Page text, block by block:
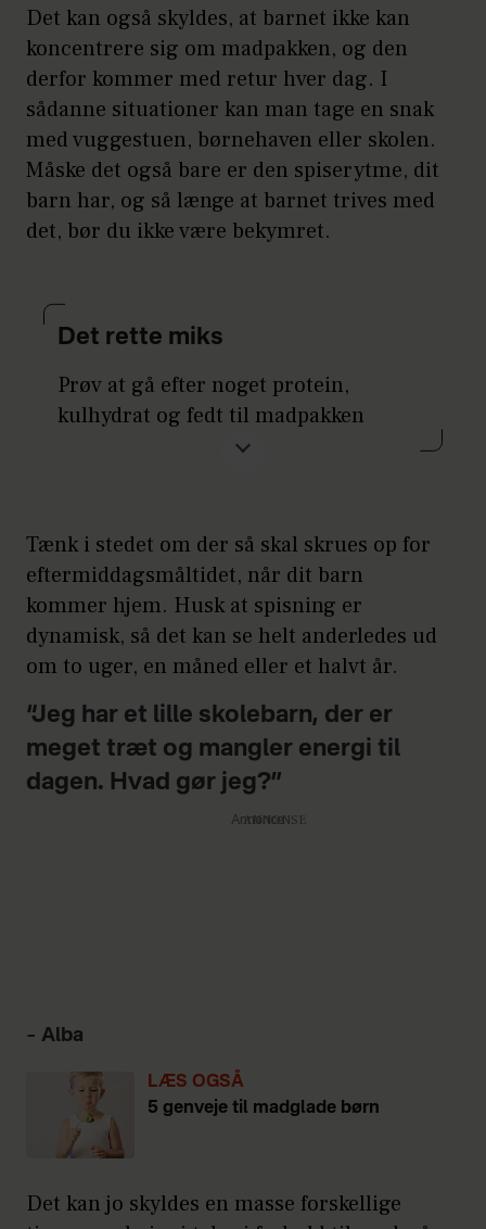
Det kan også skyldes, at barnet ikke kan
koncentrere sig om madpakken, og den
derfor kommer med retur hver dag. I
sådanne situationer kan man tage en snak
med vuggestuen, børnehaven eller skolen.
Måske det også bare er den spiserytme, dit
barn har, og så længe at barnet trives med
det, bør du ikke være bekymret.
Det rette miks
Prøv at gå efter noget protein,
kulhydrat og fedt til madpakken
Brød – helst rugbrød eller
fuldkornsbrød, pasta, kartofler,
madpandekager, madmuffins,
pizzasnegl, pitabrød etc.
Pålæg – gerne lidt fiskepålæg
et par gange om uge, hvis dit
barn gider det.
Sunde lækkerier –
spise.
Kilde: Babybite.dk
Tænk i stedet om der så skal skrues op for
eftermiddagsmåltidet, når dit barn
kommer hjem. Husk at spisning er
dynamisk, så det kan se helt anderledes ud
om to uger, en måned eller et halvt år.
“Jeg har et lille skolebarn, der er
meget træt og mangler energi til
dagen. Hvad gør jeg?”
Annonce
– Alba
LÆS OGSÅ
5 genveje til madglade børn
Det kan jo skyldes en masse forskellige